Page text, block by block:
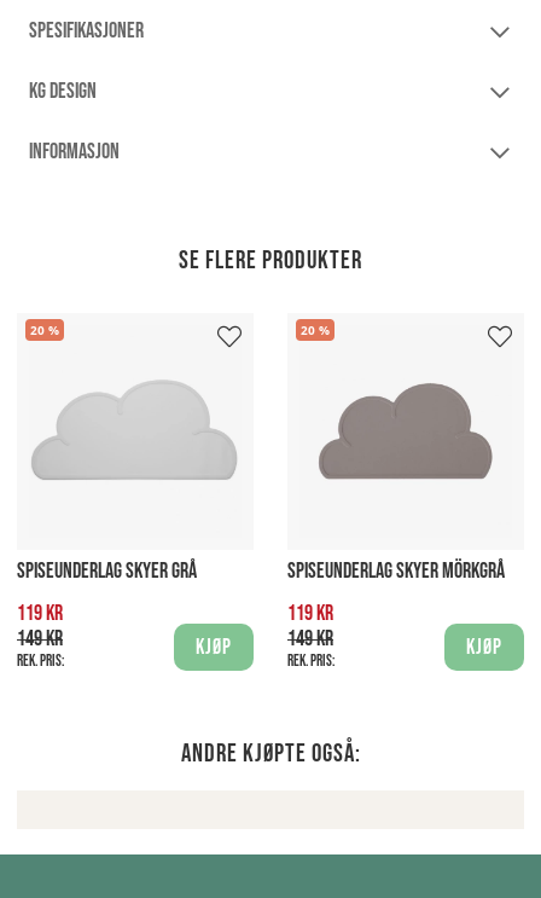
SPESIFIKASJONER
KG DESIGN
INFORMASJON
Se flere produkter
20
SPISEUNDERLAG SKYER GRÅ
119 kr
149 kr
Rek. pris:
Kjøp
20
SPISEUNDERLAG SKYER MÖRKGRÅ
119 kr
149 kr
Rek. pris:
Kjøp
Andre kjøpte også: